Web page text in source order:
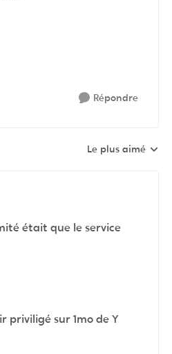
Répondre
Réponses triées par
Le plus aimé
était que le service
priviligé sur 1mo de Y